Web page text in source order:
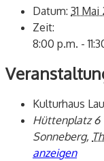
Datum: 31
Zeit:
8:00 p.m. -
Kulturhaus
Hüttenplatz 6
Sonneberg,
anzeigen